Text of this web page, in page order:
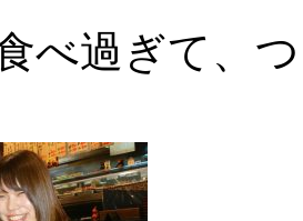
べ過ぎて、